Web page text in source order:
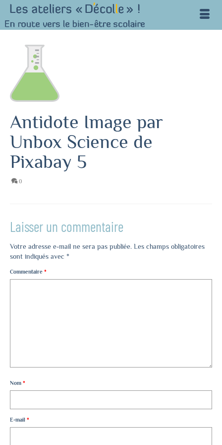
Antidote Image par
Unbox Science de
Pixabay 5
0
Laisser un commentaire
Votre adresse e-mail ne sera pas publiée. Les champs obligatoires
sont indiqués avec *
Commentaire *
Nom *
E-mail *